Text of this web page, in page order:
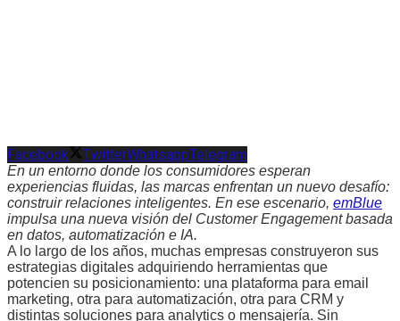
Facebook TwitterWhatsappTelegram
En un entorno donde los consumidores esperan
experiencias fluidas, las marcas enfrentan un nuevo desafío:
construir relaciones inteligentes. En ese escenario, emBlue
impulsa una nueva visión del Customer Engagement basada
en datos, automatización e IA.
A lo largo de los años, muchas empresas construyeron sus
estrategias digitales adquiriendo herramientas que
potencien su posicionamiento: una plataforma para email
marketing, otra para automatización, otra para CRM y
distintas soluciones para analytics o mensajería. Sin